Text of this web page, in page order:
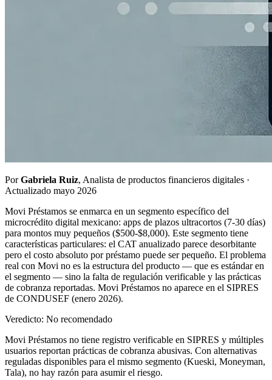
PorGabriela Ruiz, Analista de productos financieros digitales ·
Actualizado mayo 2026
Movi Préstamos se enmarca en un segmento específico del
microcrédito digital mexicano: apps de plazos ultracortos (7-30 días)
para montos muy pequeños ($500-$8,000). Este segmento tiene
características particulares: el CAT anualizado parece desorbitante
pero el costo absoluto por préstamo puede ser pequeño. El problema
real con Movi no es la estructura del producto — que es estándar en
el segmento — sino la falta de regulación verificable y las prácticas
de cobranza reportadas. Movi Préstamos no aparece en el SIPRES
de CONDUSEF (enero 2026).
Veredicto: No recomendado
Movi Préstamos no tiene registro verificable en SIPRES y múltiples
usuarios reportan prácticas de cobranza abusivas. Con alternativas
reguladas disponibles para el mismo segmento (Kueski, Moneyman,
Tala), no hay razón para asumir el riesgo.